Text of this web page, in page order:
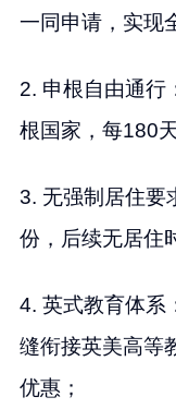
一同申请，实现
2. 申根自由通行
根国家，每180
3. 无强制居住要
份，后续无居住
4. 英式教育体系
缝衔接英美高等
优惠；